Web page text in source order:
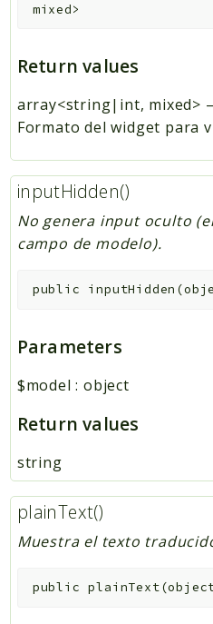
mixed>
Return values
array<string|int, mixed>
Formato del widget para
inputHidden()
No genera input oculto
campo de modelo).
public inputHidden (
Parameters
$model : object
Return values
string
plainText()
Muestra el texto
public plainText(